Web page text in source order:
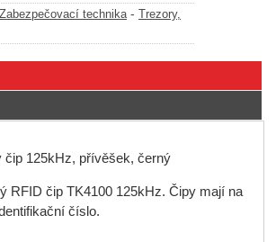
Zabezpečovací technika-
Trezory,
čip 125kHz, přívěšek, černý
RFID čip TK4100 125kHz. Čipy mají na
číslo.